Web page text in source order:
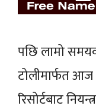
पछि लामो
टोलीमार्फत
रिसोर्टबाट